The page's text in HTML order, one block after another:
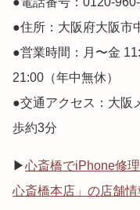
●住所：大阪府大阪市
●営業時間：月〜金
21:00（年中無休）
●交通アクセス：大阪
歩約3分
▶心斎橋でiPhone修
心斎橋本店」の店舗